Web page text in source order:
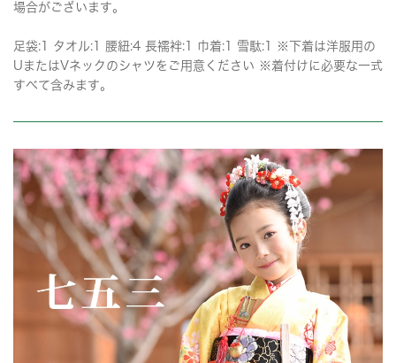
場合がございます。
足袋:1 タオル:1 腰紐:4 長襦袢:1 巾着:1 雪駄:1 ※下着は洋服用の
UまたはVネックのシャツをご用意ください ※着付けに必要な一式
すべて含みます。